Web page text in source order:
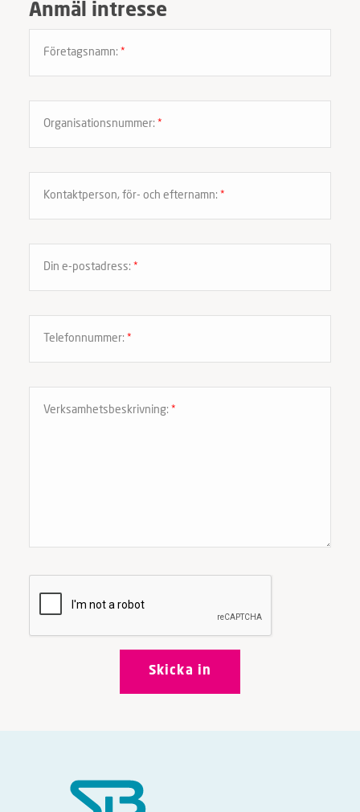
Anmäl intresse
Företagsnamn: *
Organisationsnummer: *
Kontaktperson, för- och efternamn: *
Din e-postadress: *
Telefonnummer: *
Verksamhetsbeskrivning: *